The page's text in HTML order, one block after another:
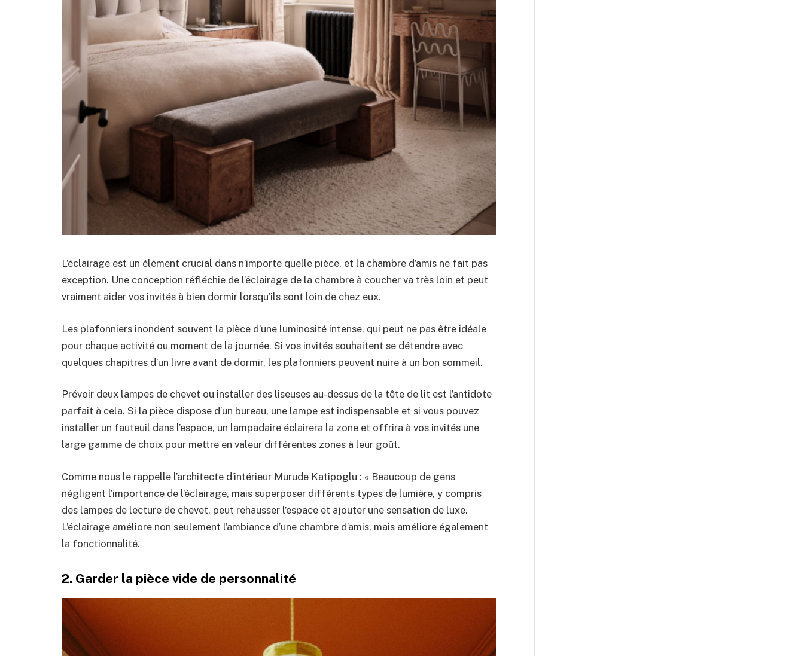
L’éclairage est un élément crucial dans n’importe quelle pièce, et la chambre d’amis ne fait pas
exception. Une conception réfléchie de l’éclairage de la chambre à coucher va très loin et peut
vraiment aider vos invités à bien dormir lorsqu’ils sont loin de chez eux.
Les plafonniers inondent souvent la pièce d’une luminosité intense, qui peut ne pas être idéale
pour chaque activité ou moment de la journée. Si vos invités souhaitent se détendre avec
quelques chapitres d’un livre avant de dormir, les plafonniers peuvent nuire à un bon sommeil.
Prévoir deux lampes de chevet ou installer des liseuses au-dessus de la tête de lit est l’antidote
parfait à cela. Si la pièce dispose d’un bureau, une lampe est indispensable et si vous pouvez
installer un fauteuil dans l’espace, un lampadaire éclairera la zone et offrira à vos invités une
large gamme de choix pour mettre en valeur différentes zones à leur goût.
Comme nous le rappelle l’architecte d’intérieur Murude Katipoglu : « Beaucoup de gens
négligent l’importance de l’éclairage, mais superposer différents types de lumière, y compris
des lampes de lecture de chevet, peut rehausser l’espace et ajouter une sensation de luxe.
L’éclairage améliore non seulement l’ambiance d’une chambre d’amis, mais améliore également
la fonctionnalité.
2. Garder la pièce vide de personnalité